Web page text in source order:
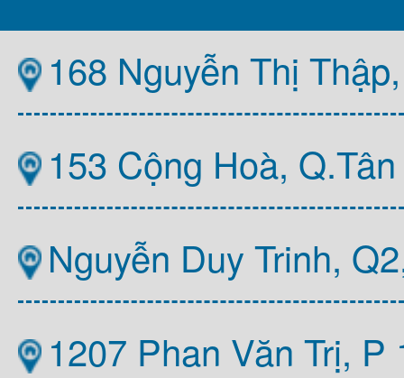
168 Nguyễn Thị
153 Cộng Hoà,
Nguyễn Duy Trinh,
1207 Phan Văn Trị,